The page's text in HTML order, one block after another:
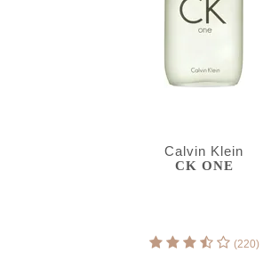
Calvin Klein
CK ONE
(220)